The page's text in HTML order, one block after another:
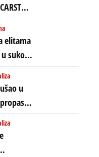
rat za
elitama
sukob
ljudi:
u
ali je